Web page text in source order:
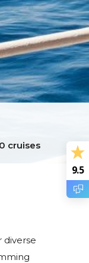
cruises
diverse
9.5